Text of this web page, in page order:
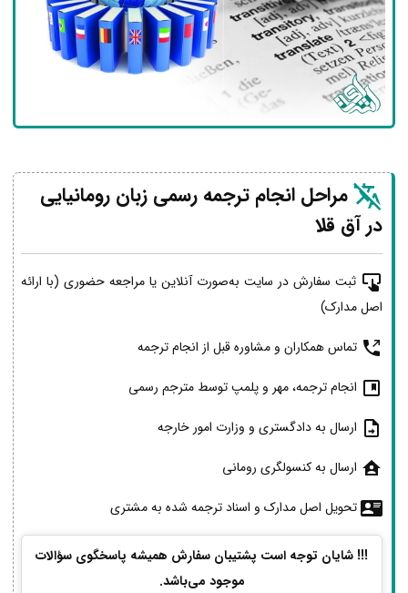
مراحل انجام ترجمه رسمی زبان رومانیایی
در آق قلا
ثبت سفارش در سایت به‌صورت آنلاین یا مراجعه حضوری (با ارائه
اصل مدارک)
تماس همکاران و مشاوره قبل از انجام ترجمه
انجام ترجمه، مهر و پلمپ توسط مترجم رسمی
ارسال به دادگستری و وزارت امور خارجه
ارسال به کنسولگری رومانی
تحویل اصل مدارک و اسناد ترجمه شده به مشتری
!!! شایان توجه است پشتیبان سفارش همیشه پاسخگوی سؤالات
موجود می‌باشد.